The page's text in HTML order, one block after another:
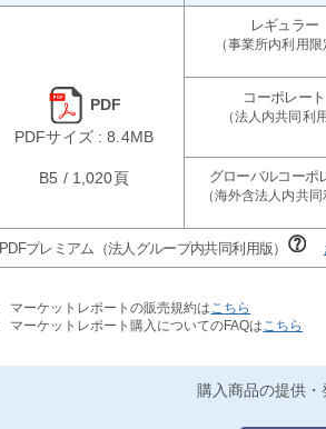
PDF
PDFサイズ : 8.4MB
B5 / 1,020頁
PDFプレミアム（法人グループ内共同利用版）
マーケットレポートの販売規約は こちら
マーケットレポート購入についてのFAQは こちら
購入商品の提供